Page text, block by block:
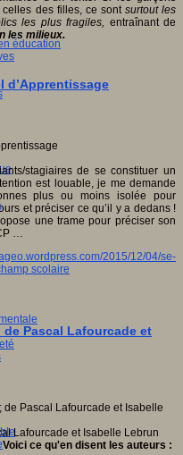
éducation
scolaire
des filles, ce sont surtout les
les plus fragiles, entraînant de
les milieux.
d’Apprentissage
stagiaires de se constituer un
est louable, je me demande
plus ou moins isolée pour
et préciser ce qu’il y a dedans !
une trame pour préciser son
…
2015/12/04/se-
de Pascal Lafourcade et
Lafourcade et Isabelle Lebrun
Voici ce qu'en disent les auteurs :